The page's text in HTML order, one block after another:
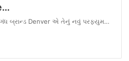
બ્રાન્ડ Denver એ તેનું નવું પરફ્યુમ…